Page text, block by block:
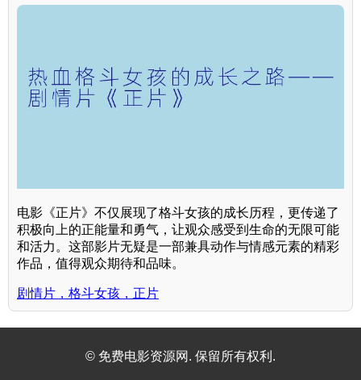
电影《正片》不仅展现了格斗女孩的成长历程，更传递了
积极向上的正能量和勇气，让观众感受到生命的无限可能
和活力。这部影片无疑是一部兼具动作与情感元素的精彩
作品，值得观众期待和品味。
剧情片，格斗女孩，正片
© 免费电影资源网. 保留所有权利.